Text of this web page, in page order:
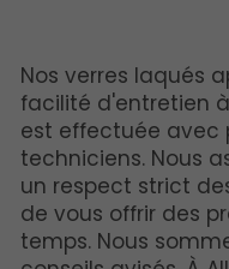
Nos verres laqués
facilité d'entretien
est effectuée avec
techniciens. Nous
un respect strict
de vous offrir des
temps. Nous